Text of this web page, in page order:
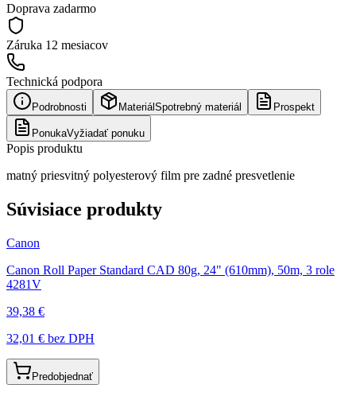
Doprava zadarmo
Záruka 12 mesiacov
Technická podpora
Podrobnosti Materiál Spotrebný materiál Prospekt
PonukaVyžiadať ponuku
Popis produktu
matný priesvitný polyesterový film pre zadné presvetlenie
Súvisiace produkty
Canon
Canon Roll Paper Standard CAD 80g, 24" (610mm), 50m, 3 role
4281V
39,38 €
32,01 € bez DPH
Predobjednať